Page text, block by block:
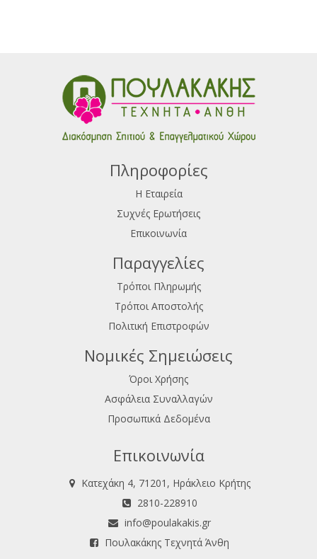
Πληροφορίες
Η Εταιρεία
Συχνές Ερωτήσεις
Επικοινωνία
Παραγγελίες
Τρόποι Πληρωμής
Τρόποι Αποστολής
Πολιτική Επιστροφών
Νομικές Σημειώσεις
Όροι Χρήσης
Ασφάλεια Συναλλαγών
Προσωπικά Δεδομένα
Επικοινωνία
Κατεχάκη 4, 71201, Ηράκλειο Κρήτης
2810-228910
info@poulakakis.gr
Πουλακάκης Τεχνητά Άνθη